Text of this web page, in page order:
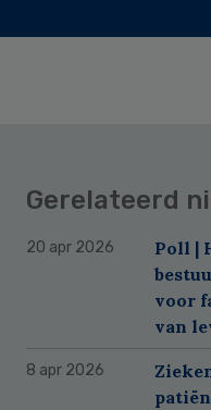
Gerelateerd
20 apr 2026
Poll |
voor
van
8 apr 2026